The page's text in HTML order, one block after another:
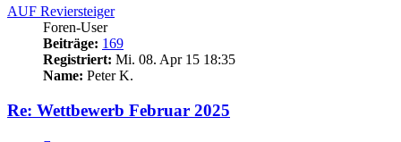
AUF Reviersteiger
Foren-User
Beiträge: 169
Registriert: Mi. 08. Apr 15 18:35
Name: Peter K.
Re: Wettbewerb Februar 2025